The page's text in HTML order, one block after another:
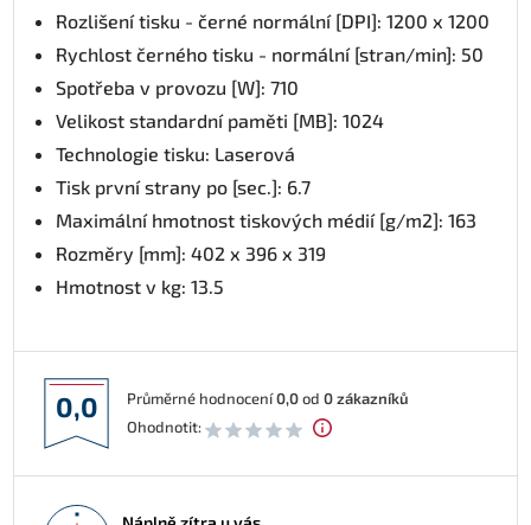
Rozlišení tisku - černé normální [DPI]: 1200 x 1200
Rychlost černého tisku - normální [stran/min]: 50
Spotřeba v provozu [W]: 710
Velikost standardní paměti [MB]: 1024
Technologie tisku: Laserová
Tisk první strany po [sec.]: 6.7
Maximální hmotnost tiskových médií [g/m2]: 163
Rozměry [mm]: 402 x 396 x 319
Hmotnost v kg: 13.5
0,0 Průměrné hodnocení0,0od 0zákazníků
Ohodnotit: